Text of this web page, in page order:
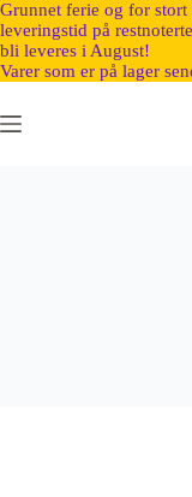
Grunnet ferie og for
leveringstid på
bli leveres i August!
Varer som er på lager